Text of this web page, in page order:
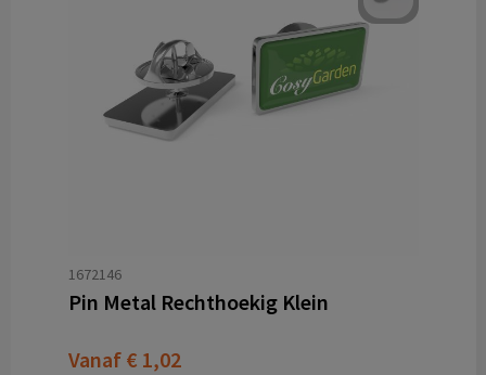
1672146
Pin Metal Rechthoekig Klein
Vanaf € 1,02